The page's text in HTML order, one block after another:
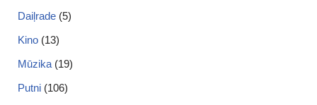
Daiļrade (5)
Kino (13)
Mūzika (19)
Putni (106)